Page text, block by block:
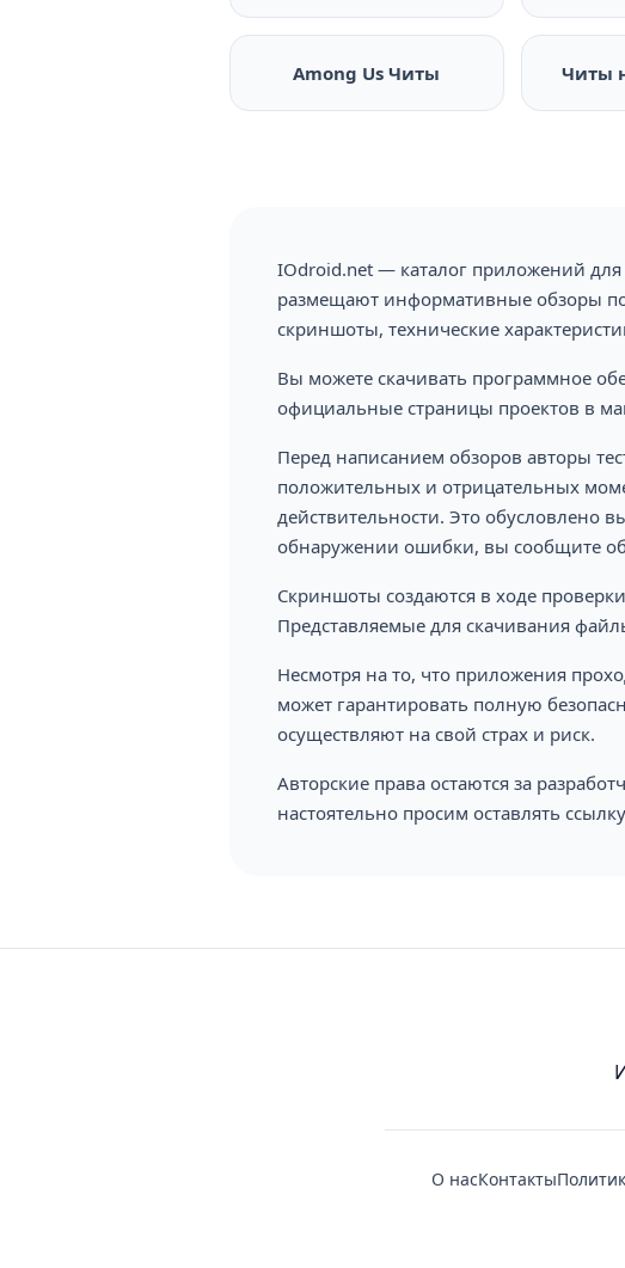
Among Us Читы Читы
IOdroid.net — каталог приложений
размещают информативные обзоры
скриншоты, технические
Вы можете скачивать программное
официальные страницы проектов в
Перед написанием обзоров авторы
положительных и отрицательных
действительности. Это обусловлено
обнаружении ошибки, вы сообщите
Скриншоты создаются в ходе
Представляемые для скачивания
Несмотря на то, что приложения
может гарантировать полную
осуществляют на свой страх и риск.
Авторские права остаются за
настоятельно просим оставлять
О насКонтакты